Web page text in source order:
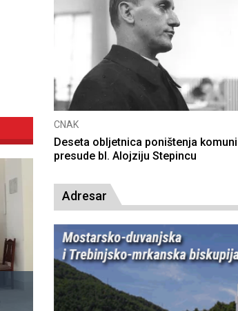
CNAK
Deseta obljetnica poništenja
presude bl. Alojziju Stepincu
Adresar